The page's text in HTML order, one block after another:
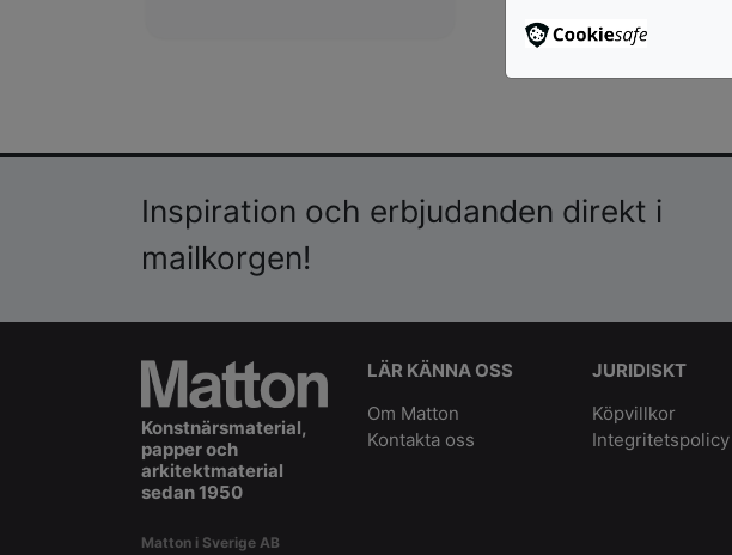
Inspiration och erbjudanden direkt i
mailkorgen!
Konstnärsmaterial,
papper och
arkitektmaterial
sedan 1950
Matton i Sverige AB
LÄR KÄNNA OSS
Om Matton
Kontakta oss
JURIDISKT
Köpvillkor
Integritetspolicy